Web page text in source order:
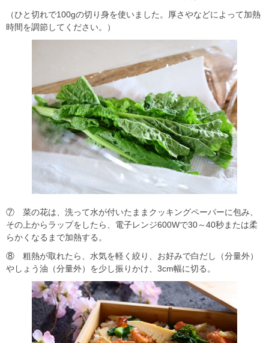
（ひと切れで100gの切り身を使いました。厚さやなどによって加熱
時間を調節してください。）
⑦ 菜の花は、洗って水が付いたままクッキングペーパーに包み、
その上からラップをしたら、電子レンジ600Wで30～40秒または柔
らかくなるまで加熱する。
⑧ 粗熱が取れたら、水気を軽く絞り、お好みで白だし（分量外）
やしょう油（分量外）を少し振りかけ、3cm幅に切る。